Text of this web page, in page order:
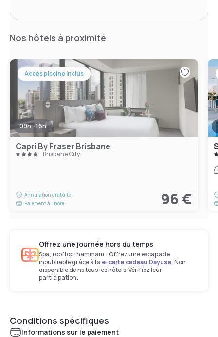
Nos hôtels à proximité
Accès piscine inclus
09h - 16h
Capri By Fraser Brisbane
Brisbane City
Annulation gratuite
Paiement à l'hôtel
96 €
Offrez une journée hors du temps
Spa, rooftop, hammam… Offrez une escapade
inoubliable grâce à la e-carte cadeau Dayuse. Non
disponible dans tous les hôtels. Vérifiez leur
participation.
Conditions spécifiques
Informations sur le paiement